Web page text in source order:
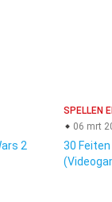
2
SPELLEN
06 mrt
30